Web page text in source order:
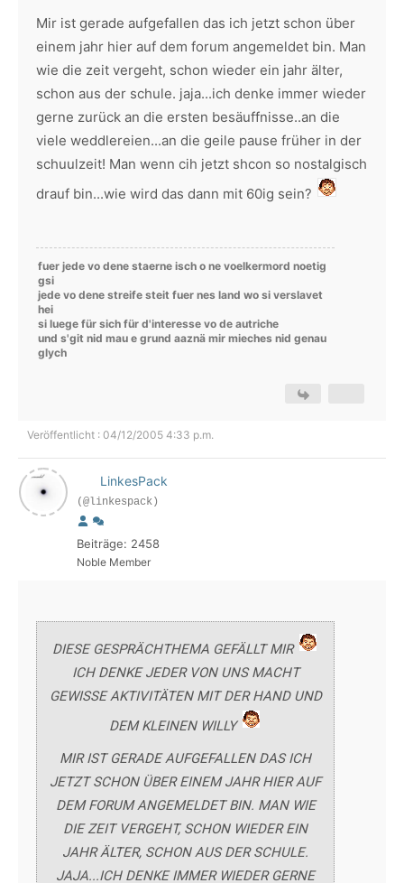
Mir ist gerade aufgefallen das ich jetzt schon über
einem jahr hier auf dem forum angemeldet bin. Man
wie die zeit vergeht, schon wieder ein jahr älter,
schon aus der schule. jaja...ich denke immer wieder
gerne zurück an die ersten besäuffnisse..an die
viele weddlereien...an die geile pause früher in der
schuulzeit! Man wenn cih jetzt shcon so nostalgisch
drauf bin...wie wird das dann mit 60ig sein?
fuer jede vo dene staerne isch o ne voelkermord noetig
gsi
jede vo dene streife steit fuer nes land wo si verslavet
hei
si luege für sich für d'interesse vo de autriche
und s'git nid mau e grund aaznä mir mieches nid genau
glych
Veröffentlicht : 04/12/2005 4:33 p.m.
LinkesPack
(@linkespack)
Beiträge: 2458
Noble Member
DIESE GESPRÄCHTHEMA GEFÄLLT MIR
ICH DENKE JEDER VON UNS MACHT
GEWISSE AKTIVITÄTEN MIT DER HAND UND
DEM KLEINEN WILLY
MIR IST GERADE AUFGEFALLEN DAS ICH
JETZT SCHON ÜBER EINEM JAHR HIER AUF
DEM FORUM ANGEMELDET BIN. MAN WIE
DIE ZEIT VERGEHT, SCHON WIEDER EIN
JAHR ÄLTER, SCHON AUS DER SCHULE.
JAJA...ICH DENKE IMMER WIEDER GERNE